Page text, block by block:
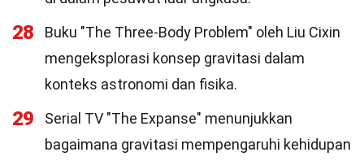
28
Buku "The Three-Body Problem" oleh Liu Cixin
mengeksplorasi konsep gravitasi dalam
konteks astronomi dan fisika.
29
Serial TV "The Expanse" menunjukkan
bagaimana gravitasi mempengaruhi kehidupan